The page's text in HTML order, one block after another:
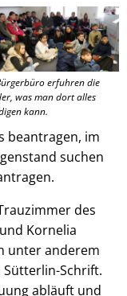
erfuhren die
was man dort alles
kann.
beantragen, im
suchen
des
Kornelia
unter anderem
Sütterlin-Schrift.
abläuft und